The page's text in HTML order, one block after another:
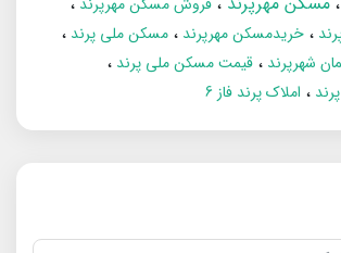
خریدمسکن مهرپرند
مسکن ملی پرند
شهرپرند
قیمت مسکن ملی پرند
املاک پرند فاز 6